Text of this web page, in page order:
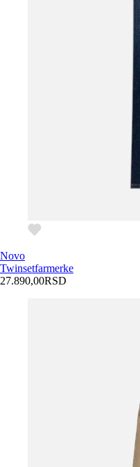
Novo
Twinsetfarmerke
27.890,00RSD